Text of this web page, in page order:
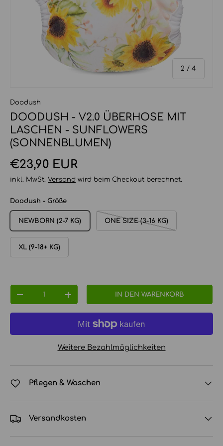
2 / von
4
Doodush
DOODUSH - V2.0 ÜBERHOSE MIT
LASCHEN - SUNFLOWERS
(SONNENBLUMEN)
Normaler Preis
€23,90 EUR
inkl. MwSt. Versand wird beim Checkout berechnet.
Doodush - Größe
NEWBORN (2-7 KG) ONE SIZE (3-16 KG)
XL (9-18+ KG)
MENGE VERRINGERNMENGE ERHÖHENIN DEN WARENKORB
Weitere Bezahlmöglichkeiten
Pflegen & Waschen
Versandkosten